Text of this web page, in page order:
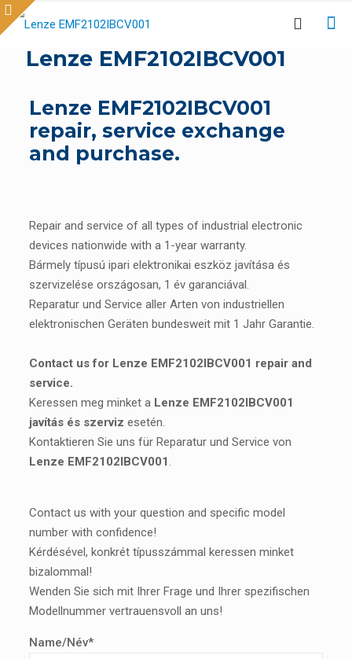
Lenze EMF2102IBCV001
Lenze EMF2102IBCV001
repair, service exchange
and purchase.
Repair and service of all types of industrial electronic
devices nationwide with a 1-year warranty.
Bármely típusú ipari elektronikai eszköz javítása és
szervizelése országosan, 1 év garanciával.
Reparatur und Service aller Arten von industriellen
elektronischen Geräten bundesweit mit 1 Jahr Garantie.
Contact us for Lenze EMF2102IBCV001 repair and
service.
Keressen meg minket a Lenze EMF2102IBCV001
javítás és szerviz esetén.
Kontaktieren Sie uns für Reparatur und Service von
Lenze EMF2102IBCV001 .
Contact us with your question and specific model
number with confidence!
Kérdésével, konkrét típusszámmal keressen minket
bizalommal!
Wenden Sie sich mit Ihrer Frage und Ihrer spezifischen
Modellnummer vertrauensvoll an uns!
Name/Név*